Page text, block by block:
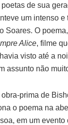
de sua
um intenso
Soares. O
Alice, filme
visto até a
assunto não
prima de
o poema na
em um